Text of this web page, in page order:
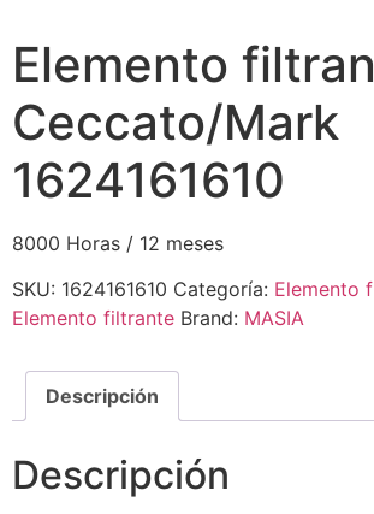
Elemento
Ceccato/Mark
1624161610
8000 Horas / 12 meses
SKU: 1624161610 Categoría: Elemento
Elemento filtrante Brand: MASIA
Descripción
Descripción